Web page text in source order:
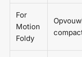
For
Motion
Foldy